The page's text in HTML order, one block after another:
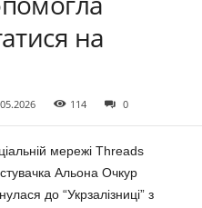
на
114 0
мережі Threads
Альона Очкур
до “Укрзалізниці” з